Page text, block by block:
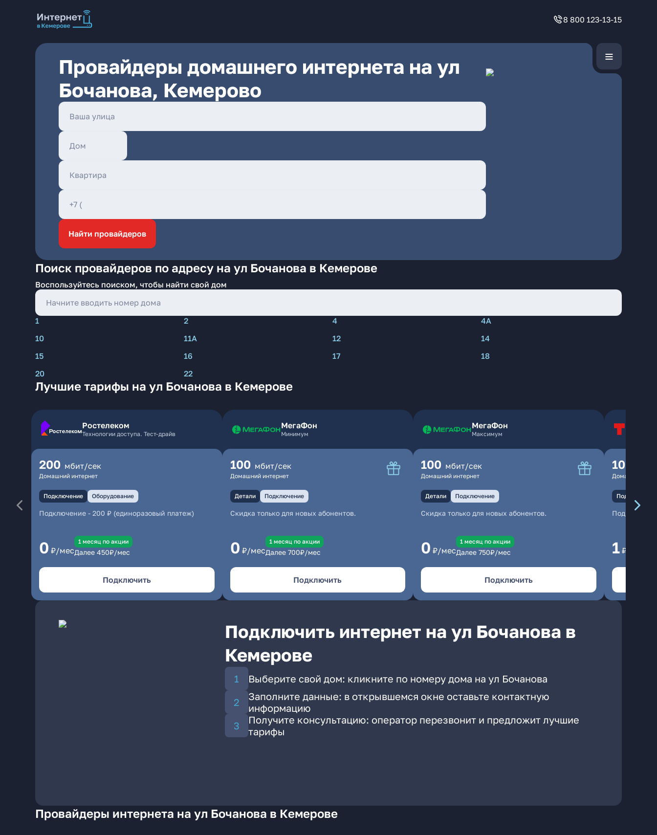
8 800 123-13-15
Провайдеры домашнего интернета на ул
Бочанова, Кемерово
Найти провайдеров
Поиск провайдеров по адресу на ул Бочанова в Кемерове
Воспользуйтесь поиском, чтобы найти свой дом
1 2 4
4А
10
11А 12
14
15
16 17
18
20
22
Лучшие тарифы на ул Бочанова в Кемерове
Ростелеком
Технологии доступа. Тест-драйв
200 мбит/сек
Домашний интернет
Подключение Оборудование
Подключение - 200 ₽ (единоразовый платеж)
0 ₽/мес
1 месяц по акции
Далее 450₽/мес
Подключить
МегаФон
Минимум
100 мбит/сек
Домашний интернет
Детали Подключение
Скидка только для новых абонентов.
0 ₽/мес
1 месяц по акции
Далее 700₽/мес
Подключить
МегаФон
Максимум
100 мбит/сек
Домашний интернет
Детали Подключение
Скидка только для новых абонентов.
0 ₽/мес
1 месяц по акции
Далее 750₽/мес
Подключить
100
Домашний
Подключение
1 ₽/мес
Подключить интернет на ул Бочанова в
Кемерове
Выберите свой дом: кликните по номеру дома на ул Бочанова
Заполните данные: в открывшемся окне оставьте контактную
информацию
Получите консультацию: оператор перезвонит и предложит лучшие
тарифы
Провайдеры интернета на ул Бочанова в Кемерове